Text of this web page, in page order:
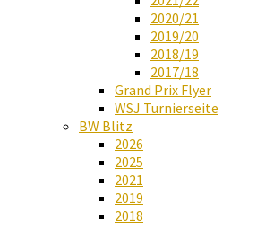
2020/21
2019/20
2018/19
2017/18
Grand Prix Flyer
WSJ Turnierseite
BW Blitz
2026
2025
2021
2019
2018